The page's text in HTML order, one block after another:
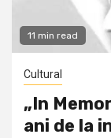
11 min read
Cultural
„In
ani de la